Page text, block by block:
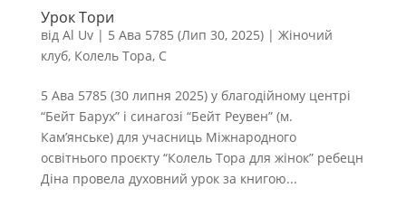
Урок Тори
від Al Uv| 5 Ава 5785 (Лип 30, 2025)| Жіночий
клуб, Колель Тора, С
5 Ава 5785 (30 липня 2025) у благодійному центрі
“Бейт Барух” і синагозі “Бейт Реувен” (м.
Кам’янське) для учасниць Міжнародного
освітнього проєкту “Колель Тора для жінок” ребецн
Діна провела духовний урок за книгою...